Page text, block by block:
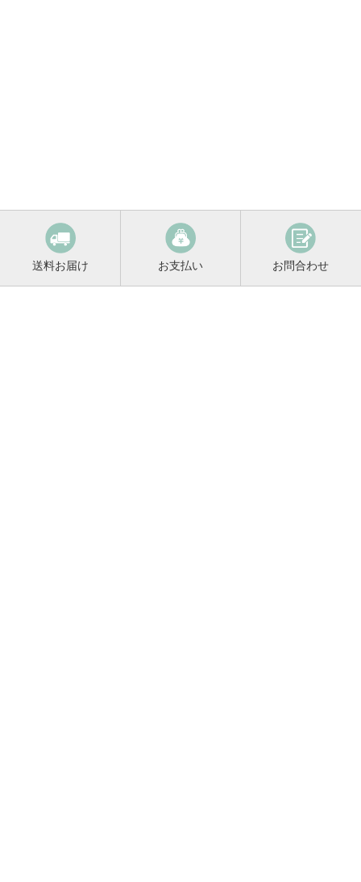
送料お届け お支払い お問合わせ